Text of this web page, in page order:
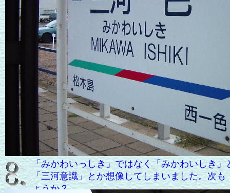
「みかわいっしき」ではなく「みかわいしき
「三河意識」とか想像してしまいました。次
ょうか？